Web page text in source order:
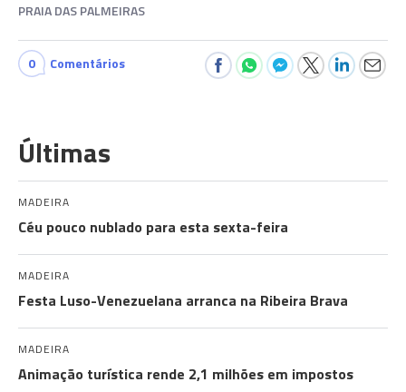
PRAIA DAS PALMEIRAS
0 Comentários
Últimas
MADEIRA
Céu pouco nublado para esta sexta-feira
MADEIRA
Festa Luso-Venezuelana arranca na Ribeira Brava
MADEIRA
Animação turística rende 2,1 milhões em impostos